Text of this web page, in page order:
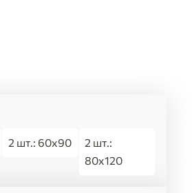
2 шт.: 60x90
2 шт.:
80x120